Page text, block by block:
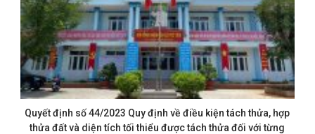
Quyết định số 44/2023 Quy định về điều kiện tách thửa, hợp
thửa đất và diện tích tối thiểu được tách thửa đối với từng